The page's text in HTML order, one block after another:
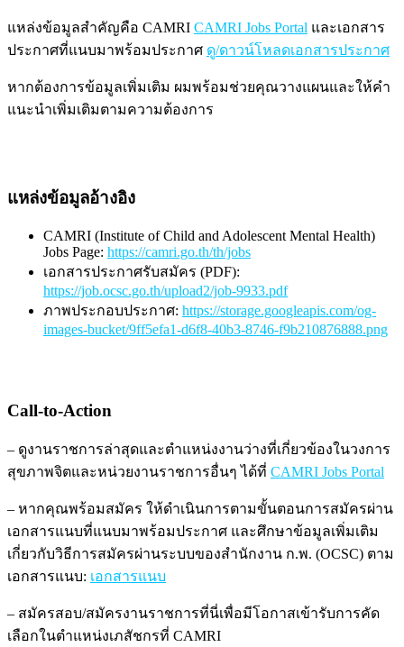
แหล่งข้อมูลสำคัญคือ CAMRI CAMRI Jobs Portal และเอกสาร
ประกาศที่แนบมาพร้อมประกาศ ดู/ดาวน์โหลดเอกสารประกาศ
หากต้องการข้อมูลเพิ่มเติม ผมพร้อมช่วยคุณวางแผนและให้คำ
แนะนำเพิ่มเติมตามความต้องการ
แหล่งข้อมูลอ้างอิง
CAMRI (Institute of Child and Adolescent Mental Health)
Jobs Page: https://camri.go.th/th/jobs
เอกสารประกาศรับสมัคร (PDF):
https://job.ocsc.go.th/upload2/job-9933.pdf
ภาพประกอบประกาศ: https://storage.googleapis.com/og-
images-bucket/9ff5efa1-d6f8-40b3-8746-f9b210876888.png
Call-to-Action
– ดูงานราชการล่าสุดและตำแหน่งงานว่างที่เกี่ยวข้องในวงการ
สุขภาพจิตและหน่วยงานราชการอื่นๆ ได้ที่ CAMRI Jobs Portal
– หากคุณพร้อมสมัคร ให้ดำเนินการตามขั้นตอนการสมัครผ่าน
เอกสารแนบที่แนบมาพร้อมประกาศ และศึกษาข้อมูลเพิ่มเติม
เกี่ยวกับวิธีการสมัครผ่านระบบของสำนักงาน ก.พ. (OCSC) ตาม
เอกสารแนบ: เอกสารแนบ
– สมัครสอบ/สมัครงานราชการที่นี่เพื่อมีโอกาสเข้ารับการคัด
เลือกในตำแหน่งเภสัชกรที่ CAMRI